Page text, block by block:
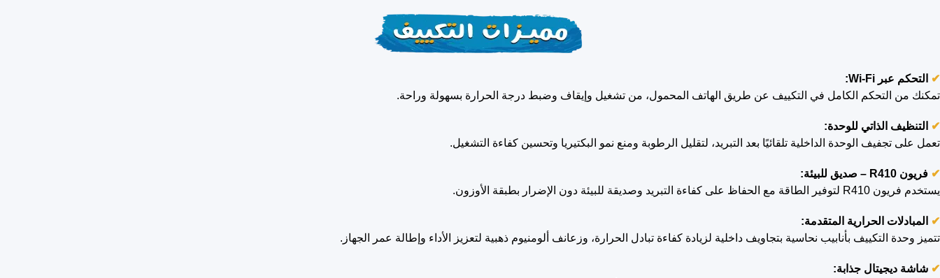
✔
التحكم عبر Wi-Fi:
تمكنك من التحكم الكامل في التكييف عن طريق الهاتف المحمول، من تشغيل وإيقاف وضبط درجة الحرارة بسهولة وراحة.
✔
لتنظيف الذاتي للوحدة:
تعمل على تجفيف الوحدة الداخلية تلقائيًا بعد التبريد، لتقليل الرطوبة ومنع نمو البكتيريا وتحسين كفاءة التشغيل.
✔ فريون R410 – صديق للبيئة:
يستخدم فريون R410 لتوفير الطاقة مع الحفاظ على كفاءة التبريد وصديقة للبيئة دون الإضرار بطبقة الأوزون.
✔
المبادلات الحرارية المتقدمة:
تتميز وحدة التكييف بأنابيب نحاسية بتجاويف داخلية لزيادة كفاءة تبادل الحرارة، وزعانف ألومنيوم ذهبية لتعزيز الأداء وإطالة عمر الجهاز.
✔ شاشة ديجيتال جذابة: